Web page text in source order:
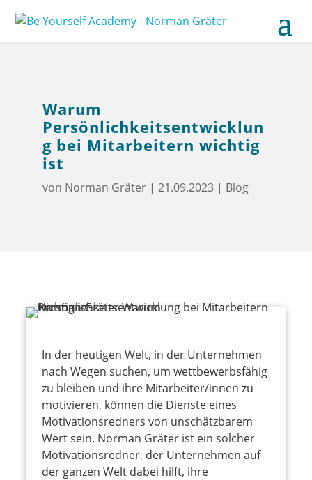
Warum
Persönlichkeitsentwicklun
g bei Mitarbeitern wichtig
ist
von Norman Gräter| 21.09.2023| Blog
In der heutigen Welt, in der Unternehmen
nach Wegen suchen, um wettbewerbsfähig
zu bleiben und ihre Mitarbeiter/innen zu
motivieren, können die Dienste eines
Motivationsredners von unschätzbarem
Wert sein. Norman Gräter ist ein solcher
Motivationsredner, der Unternehmen auf
der ganzen Welt dabei hilft, ihre